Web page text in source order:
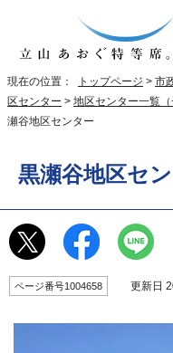
現在の位置： トップページ > 市
区センター > 地区センター一覧（
瀬谷地区センター
黒瀬谷地区セ
ページ番号1004658 更新日